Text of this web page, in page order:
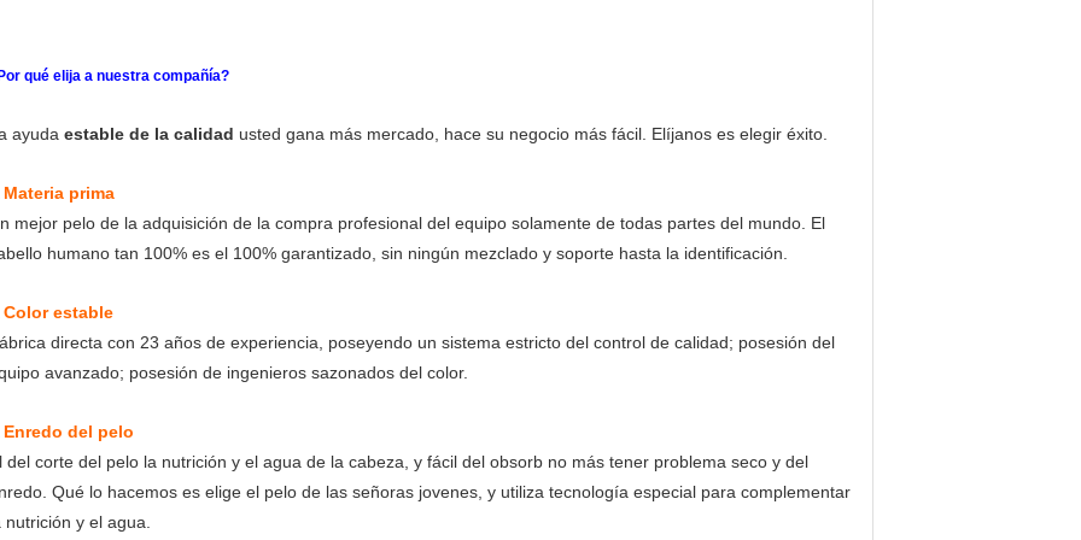
qué elija a nuestra compañía?
ayuda estable de la calidad usted gana más mercado, hace su negocio más fácil. Elíjanos es elegir éxito.
Materia prima
mejor pelo de la adquisición de la compra profesional del equipo solamente de todas partes del mundo. El
humano tan 100% es el 100% garantizado, sin ningún mezclado y soporte hasta la identificación.
Color estable
directa con 23 años de experiencia, poseyendo un sistema estricto del control de calidad; posesión del
avanzado; posesión de ingenieros sazonados del color.
Enredo del pelo
del corte del pelo la nutrición y el agua de la cabeza, y fácil del obsorb no más tener problema seco y del
Qué lo hacemos es elige el pelo de las señoras jovenes, y utiliza tecnología especial para complementar
nutrición y el agua.